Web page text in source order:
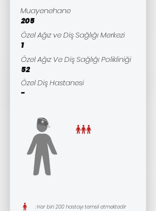
Muayenehane
205
Özel Ağız ve Diş Sağlığı Merkezi
1
Özel Ağız Ve Diş Sağlığı Polikliniği
52
Özel Diş Hastanesi
-
: Her biri 200 hastayı temsil etmektedir